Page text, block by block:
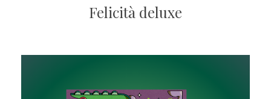
Felicità deluxe